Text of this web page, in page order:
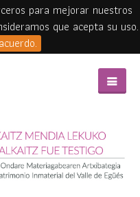
para mejorar nuestros
que acepta su uso.